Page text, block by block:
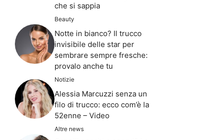
che si sappia
Beauty
Notte in bianco? Il trucco
invisibile delle star per
sembrare sempre fresche:
provalo anche tu
Notizie
Alessia Marcuzzi senza un
filo di trucco: ecco com’è la
52enne – Video
Altre news